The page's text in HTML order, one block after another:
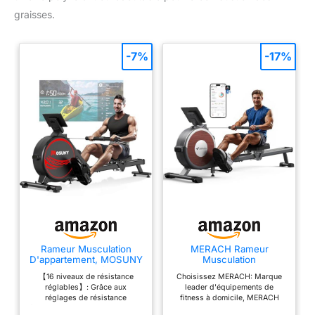
graisses.
Rameur Musculation
D'appartement, MOSUNY
16 Niveaux de Résistance
Rameur Magnétique,
Glissières doubles
améliorées, Ultra
【16 niveaux de résistance
réglables】: Grâce aux
réglages de résistance
-7%
MERACH Rameur
Musculation
Niveaux de Résistance,
Rameur Magnétique
Silencieux avec APP
Choisissez MERACH: Marque
leader d'équipements de
fitness à domicile, MERACH
-17%